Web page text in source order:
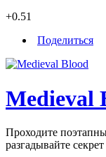
+0.51
Поделиться
Medieval
Проходите
разгадывайте